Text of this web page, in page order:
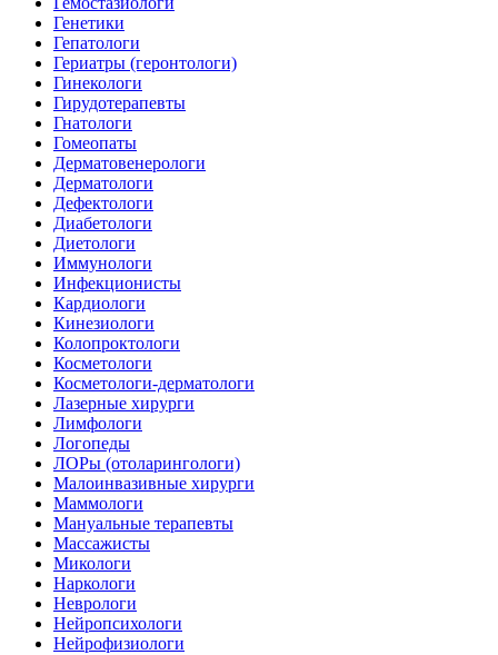
Генетики
Гепатологи
Гериатры (геронтологи)
Гинекологи
Гирудотерапевты
Гнатологи
Гомеопаты
Дерматовенерологи
Дерматологи
Дефектологи
Диабетологи
Диетологи
Иммунологи
Инфекционисты
Кардиологи
Кинезиологи
Колопроктологи
Косметологи
Косметологи-дерматологи
Лазерные хирурги
Лимфологи
Логопеды
ЛОРы (отоларингологи)
Малоинвазивные хирурги
Маммологи
Мануальные терапевты
Массажисты
Микологи
Наркологи
Неврологи
Нейропсихологи
Нейрофизиологи